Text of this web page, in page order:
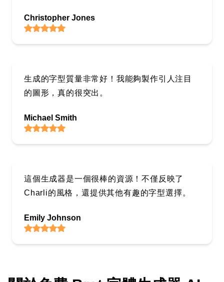
Christopher Jones
生成的字型質量非常好！我能夠製作引人注目
的圖形，真的很突出。
Michael Smith
這個生成器是一個很棒的資源！不僅反映了
Charli的風格，還提供其他有趣的字型選擇。
Emily Johnson